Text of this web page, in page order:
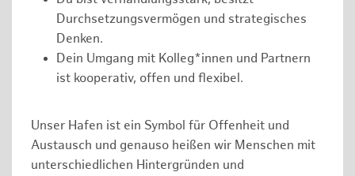
Durchsetzungsvermögen und strategisches
Denken.
Dein Umgang mit Kolleg*innen und Partnern
ist kooperativ, offen und flexibel.
Unser Hafen ist ein Symbol für Offenheit und
Austausch und genauso heißen wir Menschen mit
unterschiedlichen Hintergründen und